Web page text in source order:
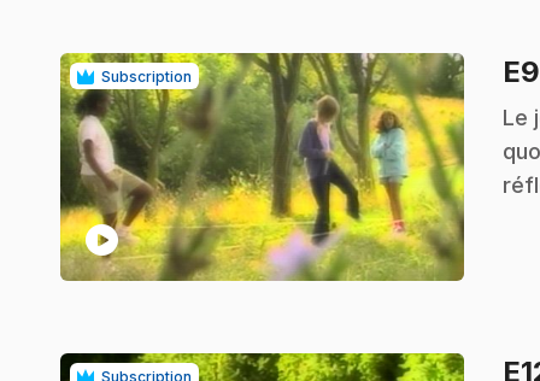
Subscription
play_circle
E9
.Le
Subscription